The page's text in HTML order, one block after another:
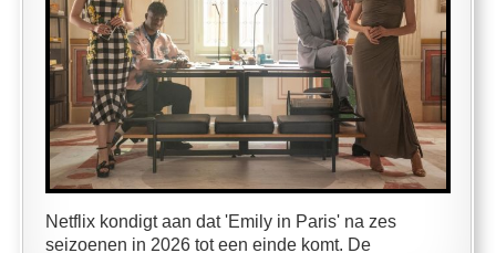
Netflix kondigt aan dat 'Emily in Paris' na zes
seizoenen in 2026 tot een einde komt. De